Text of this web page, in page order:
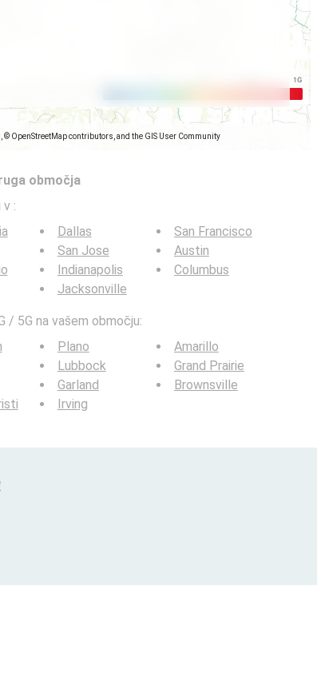
© OpenStreetMap contributors, and the GIS User Community
območja
v :
Dallas
San Jose
Indianapolis
Jacksonville
San Francisco
Austin
Columbus
5G na vašem območju:
Plano
Lubbock
Garland
Irving
Amarillo
Grand Prairie
Brownsville